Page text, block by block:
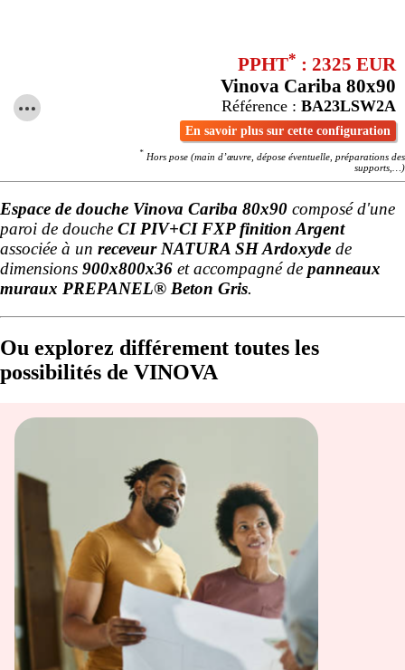
PPHT* : 2325 EUR
Vinova Cariba 80x90
Référence : BA23LSW2A
En savoir plus sur cette configuration
* Hors pose (main d’œuvre, dépose éventuelle, préparations des
supports,…)
Espace de douche Vinova Cariba 80x90 composé d'une
paroi de douche CI PIV+CI FXP finition Argent
associée à un receveur NATURA SH Ardoxyde de
dimensions 900x800x36 et accompagné de panneaux
muraux PREPANEL® Beton Gris.
Ou explorez différement toutes les
possibilités de VINOVA